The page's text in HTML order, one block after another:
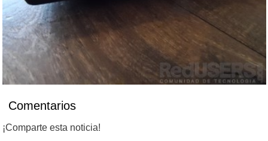
Comentarios
¡Comparte esta noticia!